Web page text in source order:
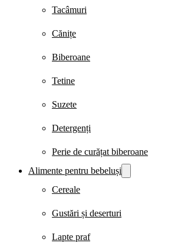
Tacâmuri
Cănițe
Biberoane
Tetine
Suzete
Detergenți
Perie de curățat biberoane
Alimente pentru bebeluși
Cereale
Gustări și deserturi
Lapte praf